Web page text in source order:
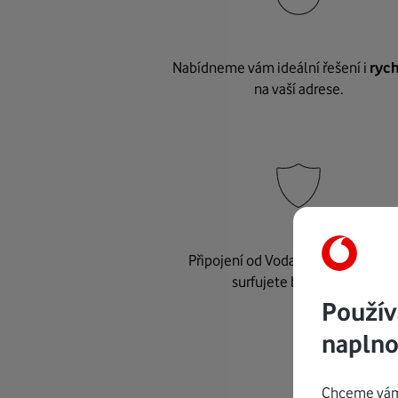
Nabídneme vám ideální řešení i
na vaší adrese.
Připojení od Vodafonu jebezpečné
surfujete bez starostí.
Chceme